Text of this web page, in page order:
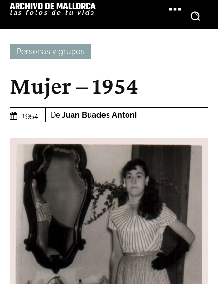
ARCHIVO DE MALLORCA
las fotos de tu vida
Personas y grupos
Mujer – 1954
1954 DeJuan Buades Antoni